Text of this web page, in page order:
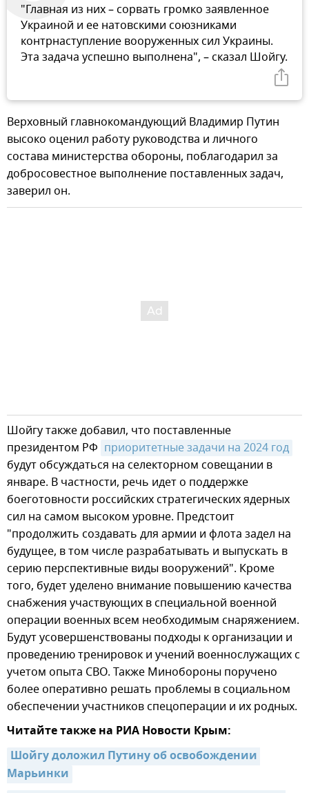
"Главная из них – сорвать громко заявленное
Украиной и ее натовскими союзниками
контрнаступление вооруженных сил Украины.
Эта задача успешно выполнена", – сказал Шойгу.
Верховный главнокомандующий Владимир Путин
высоко оценил работу руководства и личного
состава министерства обороны, поблагодарил за
добросовестное выполнение поставленных задач,
заверил он.
Шойгу также добавил, что поставленные
президентом РФ приоритетные задачи на 2024 год
будут обсуждаться на селекторном совещании в
январе. В частности, речь идет о поддержке
боеготовности российских стратегических ядерных
сил на самом высоком уровне. Предстоит
"продолжить создавать для армии и флота задел на
будущее, в том числе разрабатывать и выпускать в
серию перспективные виды вооружений". Кроме
того, будет уделено внимание повышению качества
снабжения участвующих в специальной военной
операции военных всем необходимым снаряжением.
Будут усовершенствованы подходы к организации и
проведению тренировок и учений военнослужащих с
учетом опыта СВО. Также Минобороны поручено
более оперативно решать проблемы в социальном
обеспечении участников спецоперации и их родных.
Читайте также на РИА Новости Крым:
Шойгу доложил Путину об освобождении
Марьинки